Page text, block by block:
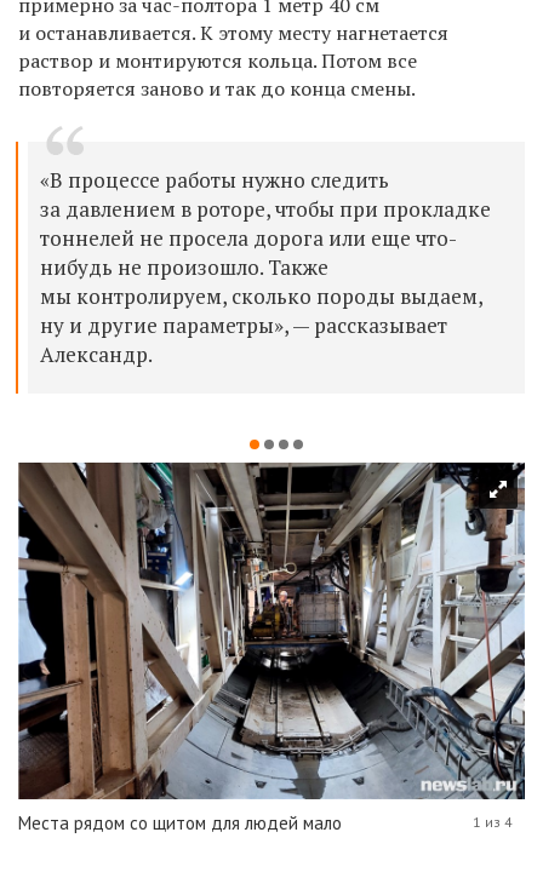
и останавливается. К этому месту нагнетается
раствор и монтируются кольца. Потом все
повторяется заново и так до конца смены.
«В процессе работы нужно следить
за давлением в роторе, чтобы при прокладке
тоннелей не просела дорога или еще что-
нибудь не произошло. Также
мы контролируем, сколько породы выдаем,
ну и другие параметры», — рассказывает
Александр.
Места рядом со щитом для людей мало 1 из 4